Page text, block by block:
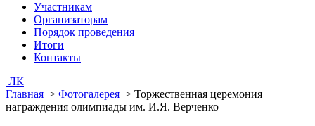
Участникам
Организаторам
Порядок проведения
Итоги
Контакты
ЛК
Главная > Фотогалерея > Торжественная церемония
награждения олимпиады им. И.Я. Верченко